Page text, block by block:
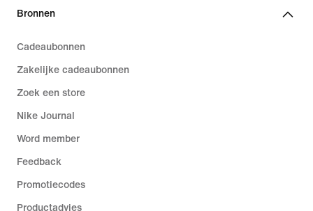
Bronnen
Cadeaubonnen
Zakelijke cadeaubonnen
Zoek een store
Nike Journal
Word member
Feedback
Promotiecodes
Productadvies